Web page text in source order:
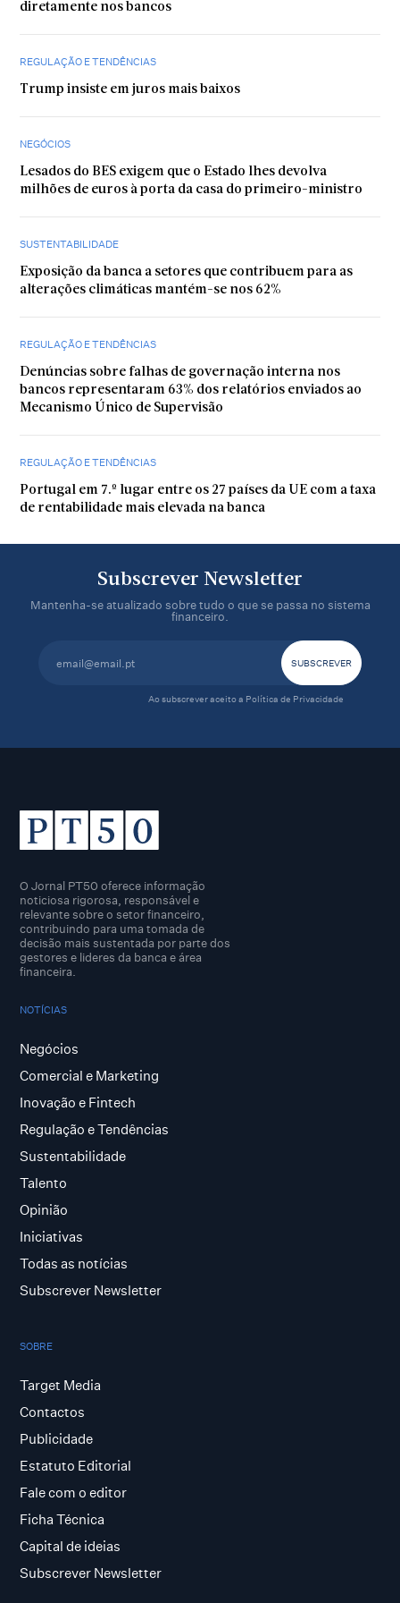
diretamente nos bancos
REGULAÇÃO E TENDÊNCIAS
Trump insiste em juros mais baixos
NEGÓCIOS
Lesados do BES exigem que o Estado lhes devolva
milhões de euros à porta da casa do primeiro-ministro
SUSTENTABILIDADE
Exposição da banca a setores que contribuem para as
alterações climáticas mantém-se nos 62%
REGULAÇÃO E TENDÊNCIAS
Denúncias sobre falhas de governação interna nos
bancos representaram 63% dos relatórios enviados ao
Mecanismo Único de Supervisão
REGULAÇÃO E TENDÊNCIAS
Portugal em 7.º lugar entre os 27 países da UE com a taxa
de rentabilidade mais elevada na banca
Subscrever Newsletter
Mantenha-se atualizado sobre tudo o que se passa no sistema
financeiro.
Ao subscrever aceito a Política de Privacidade
O Jornal PT50 oferece informação
noticiosa rigorosa, responsável e
relevante sobre o setor financeiro,
contribuindo para uma tomada de
decisão mais sustentada por parte dos
gestores e lideres da banca e área
financeira.
NOTÍCIAS
Negócios
Comercial e Marketing
Inovação e Fintech
Regulação e Tendências
Sustentabilidade
Talento
Opinião
Iniciativas
Todas as notícias
Subscrever Newsletter
SOBRE
Target Media
Contactos
Publicidade
Estatuto Editorial
Fale com o editor
Ficha Técnica
Capital de ideias
Subscrever Newsletter